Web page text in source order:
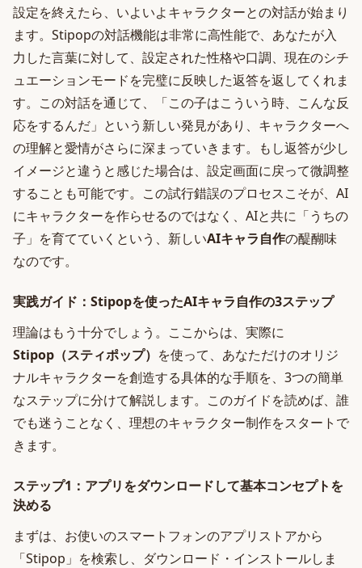
設定を終えたら、いよいよキャラクターとの対話が始まり
ます。Stipopの対話機能は非常に高性能で、あなたが入
力した言葉に対して、設定された性格や口調、現在のシチ
ュエーションモードを完璧に反映した返答を返してくれま
す。この対話を通じて、「この子はこういう時、こんな反
応をするんだ」という新しい発見があり、キャラクターへ
の理解と愛情がさらに深まっていきます。もし返答が少し
イメージと違うと感じた場合は、設定画面に戻って微調整
することも可能です。この試行錯誤のプロセスこそが、AI
にキャラクターを作らせるのではなく、AIと共に「うちの
子」を育てていくという、新しいAIキャラ自作の醍醐味
なのです。
実践ガイド：Stipopを使ったAIキャラ自作の3ステップ
理論はもう十分でしょう。ここからは、実際に
Stipop（スティポップ） を使って、あなただけのオリジ
ナルキャラクターを創造する具体的な手順を、3つの簡単
なステップに分けて解説します。このガイドを読めば、誰
でも迷うことなく、理想のキャラクター制作をスタートで
きます。
ステップ1：アプリをダウンロードして基本コンセプトを
決める
まずは、お使いのスマートフォンのアプリストアから
「Stipop」を検索し、ダウンロード・インストールしま